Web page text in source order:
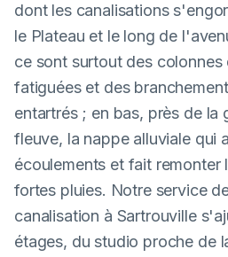
dont les canalisations
le Plateau et le long de
ce sont surtout des
fatiguées et des
entartrés ; en bas, près de la
fleuve, la nappe alluviale qui
écoulements et fait remonter
fortes pluies. Notre service
canalisation à Sartrouville
étages, du studio proche de